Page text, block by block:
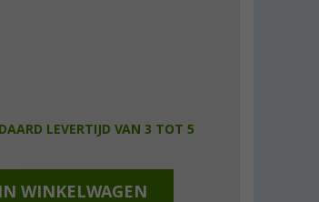
LEVERTIJD VAN 3 TOT 5
IN WINKELWAGEN